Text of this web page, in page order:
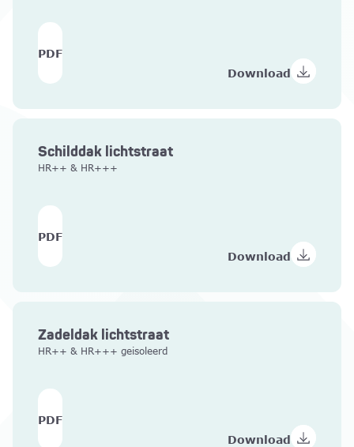
PDF
Download
Schilddak lichtstraat
HR++ & HR+++
PDF
Download
Zadeldak lichtstraat
HR++ & HR+++ geisoleerd
PDF
Download